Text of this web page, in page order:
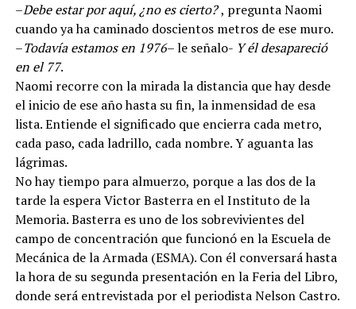
–Debe estar por aquí, ¿no es cierto?, pregunta Naomi
cuando ya ha caminado doscientos metros de ese muro.
–Todavía estamos en 1976– le señalo- Y él desapareció
en el 77.
Naomi recorre con la mirada la distancia que hay desde
el inicio de ese año hasta su fin, la inmensidad de esa
lista. Entiende el significado que encierra cada metro,
cada paso, cada ladrillo, cada nombre. Y aguanta las
lágrimas.
No hay tiempo para almuerzo, porque a las dos de la
tarde la espera Victor Basterra en el Instituto de la
Memoria. Basterra es uno de los sobrevivientes del
campo de concentración que funcionó en la Escuela de
Mecánica de la Armada (ESMA). Con él conversará hasta
la hora de su segunda presentación en la Feria del Libro,
donde será entrevistada por el periodista Nelson Castro.